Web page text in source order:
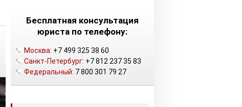
Бесплатная консультация
юриста по телефону:
Москва: +7 499 325 38 60
Санкт-Петербург: +7 812 237 35 83
Федеральный: 7 800 301 79 27